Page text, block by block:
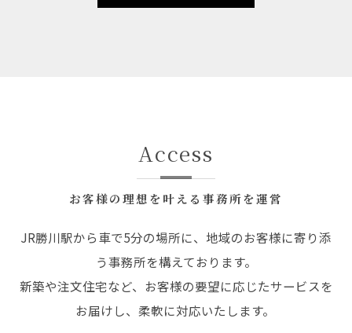
お客様の理想を叶える事務所を運営
Access
JR勝川駅から車で5分の場所に、地域のお客様に寄り添
う事務所を構えております。
新築や注文住宅など、お客様の要望に応じたサービスを
お届けし、柔軟に対応いたします。